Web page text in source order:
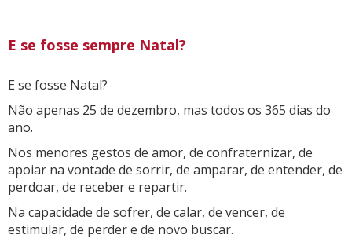
E se fosse sempre Natal?
E se fosse Natal?
Não apenas 25 de dezembro, mas todos os 365 dias do
ano.
Nos menores gestos de amor, de confraternizar, de
apoiar na vontade de sorrir, de amparar, de entender, de
perdoar, de receber e repartir.
Na capacidade de sofrer, de calar, de vencer, de
estimular, de perder e de novo buscar.